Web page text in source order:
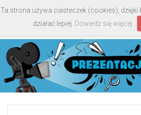
Ta strona używa ciasteczek (cookies),
działać lepiej. Dowiedz się więcej